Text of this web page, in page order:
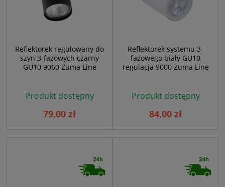
Reflektorek regulowany do
szyn 3-fazowych czarny
GU10 9060 Zuma Line
Produkt dostępny
79,00 zł
Reflektorek systemu 3-
fazowego biały GU10
regulacja 9000 Zuma Line
Produkt dostępny
84,00 zł